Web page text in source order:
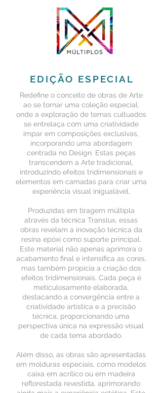
EDIÇÃO ESPECIAL
Redefine o conceito de obras de Arte
ao se tornar uma coleção especial,
onde a exploração de temas cultuados
se entrelaça com uma criatividade
ímpar em composições exclusivas,
incorporando uma abordagem
centrada no Design. Estas peças
transcendem a Arte tradicional,
introduzindo efeitos tridimensionais e
elementos em camadas para criar uma
experiência visual inigualável.
Produzidas em tiragem múltipla
através da técnica Translux, essas
obras revelam a inovação técnica da
resina epóxi como suporte principal.
Este material não apenas aprimora o
acabamento final e intensifica as cores,
mas também propicia a criação dos
efeitos tridimensionais. Cada peça é
meticulosamente elaborada,
destacando a convergência entre a
criatividade artística e a precisão
técnica, proporcionando uma
perspectiva única na expressão visual
de cada tema abordado.
Além disso, as obras são apresentadas
em molduras especiais, como modelos
caixa em acrílico ou em madeira
reflorestada revestida, aprimorando